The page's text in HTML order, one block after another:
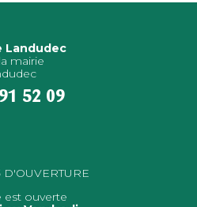
Landudec
mairie
52 09
D'OUVERTURE
est ouverte